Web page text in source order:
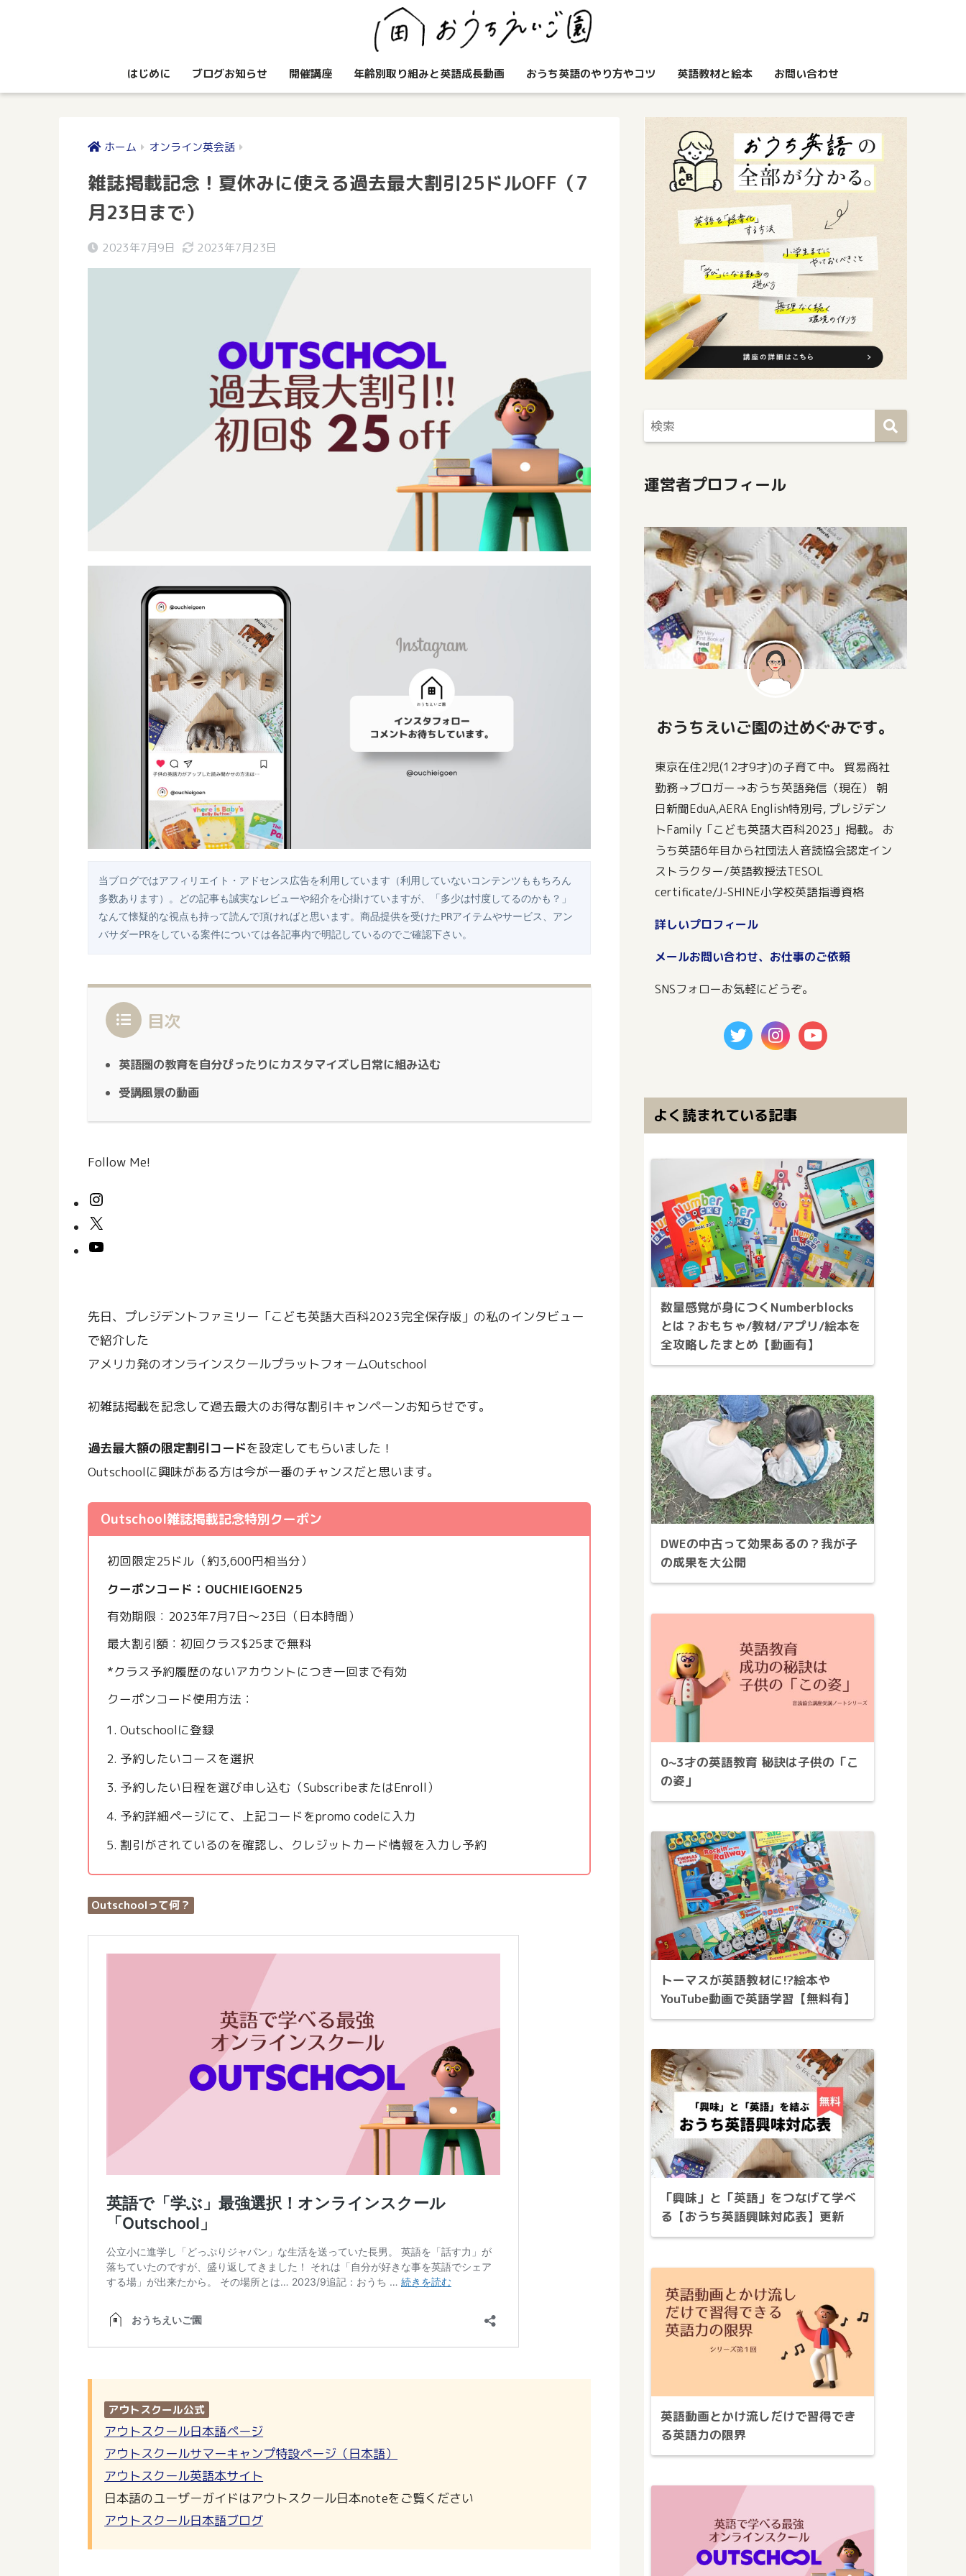
はじめに ブログお知らせ 開催講座 年齢別取り組みと英語成長動画 おうち英語のやり方やコツ 英語教材と絵本 お問い合わせ
ホーム オンライン英会話
雑誌掲載記念！夏休みに使える過去最大割引25ドルOFF（7
月23日まで）
2023年7月9日 2023年7月23日
当ブログではアフィリエイト・アドセンス広告を利用しています（利用していないコンテンツももちろん
多数あります）。どの記事も誠実なレビューや紹介を心掛けていますが、「多少は忖度してるのかも？」
なんて懐疑的な視点も持って読んで頂ければと思います。商品提供を受けたPRアイテムやサービス、アン
バサダーPRをしている案件については各記事内で明記しているのでご確認下さい。
目次
英語圏の教育を自分ぴったりにカスタマイズし日常に組み込む
受講風景の動画
Follow Me!
先日、プレジデントファミリー「こども英語大百科2023完全保存版」の私のインタビュー
で紹介した
アメリカ発のオンラインスクールプラットフォームOutschool
初雑誌掲載を記念して過去最大のお得な割引キャンペーンお知らせです。
過去最大額の限定割引コードを設定してもらいました！
Outschoolに興味がある方は今が一番のチャンスだと思います。
Outschool雑誌掲載記念特別クーポン
初回限定25ドル（約3,600円相当分）
クーポンコード：OUCHIEIGOEN25
有効期限：2023年7月7日〜23日（日本時間）
最大割引額：初回クラス$25まで無料
*クラス予約履歴のないアカウントにつき一回まで有効
クーポンコード使用方法：
Outschoolに登録
予約したいコースを選択
予約したい日程を選び申し込む（SubscribeまたはEnroll）
予約詳細ページにて、上記コードをpromo codeに入力
割引がされているのを確認し、クレジットカード情報を入力し予約
Outschoolって何？
アウトスクール公式
アウトスクール日本語ページ
アウトスクールサマーキャンプ特設ページ（日本語）
アウトスクール英語本サイト
日本語のユーザーガイドはアウトスクール日本noteをご覧ください
アウトスクール日本語ブログ
運営者プロフィール
おうちえいご園の辻めぐみです。
東京在住2児(12才9才)の子育て中。 貿易商社
勤務→ブロガー→おうち英語発信（現在） 朝
日新聞EduA,AERA English特別号, プレジデン
トFamily「こども英語大百科2023」掲載。 お
うち英語6年目から社団法人音読協会認定イン
ストラクター/英語教授法TESOL
certificate/J-SHINE小学校英語指導資格
詳しいプロフィール
メールお問い合わせ、お仕事のご依頼
SNSフォローお気軽にどうぞ。
よく読まれている記事
数量感覚が身につくNumberblocks
とは？おもちゃ/教材/アプリ/絵本を
全攻略したまとめ【動画有】
DWEの中古って効果あるの？我が子
の成果を大公開
0~3才の英語教育 秘訣は子供の「こ
の姿」
トーマスが英語教材に!?絵本や
YouTube動画で英語学習【無料有】
「興味」と「英語」をつなげて学べ
る【おうち英語興味対応表】更新
英語動画とかけ流しだけで習得でき
る英語力の限界